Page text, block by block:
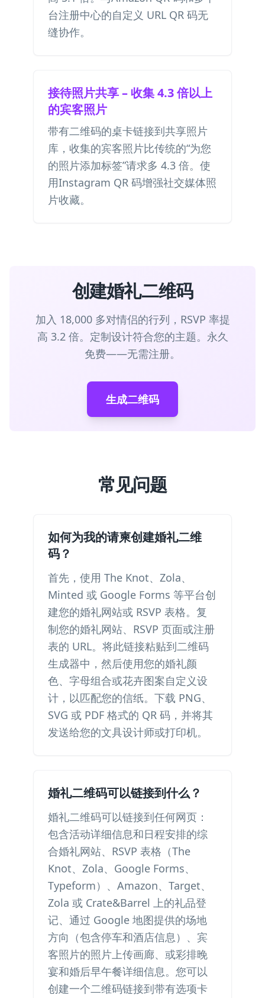
台注册中心的自定义 URL QR 码无
缝协作。
接待照片共享 – 收集 4.3 倍以上
的宾客照片
带有二维码的桌卡链接到共享照片
库，收集的宾客照片比传统的“为您
的照片添加标签”请求多 4.3 倍。使
用Instagram QR 码增强社交媒体照
片收藏。
创建婚礼二维码
加入 18,000 多对情侣的行列，RSVP 率提
高 3.2 倍。定制设计符合您的主题。永久
免费——无需注册。
生成二维码
常见问题
如何为我的请柬创建婚礼二维
码？
首先，使用 The Knot、Zola、
Minted 或 Google Forms 等平台创
建您的婚礼网站或 RSVP 表格。复
制您的婚礼网站、RSVP 页面或注册
表的 URL。将此链接粘贴到二维码
生成器中，然后使用您的婚礼颜
色、字母组合或花卉图案自定义设
计，以匹配您的信纸。下载 PNG、
SVG 或 PDF 格式的 QR 码，并将其
发送给您的文具设计师或打印机。
婚礼二维码可以链接到什么？
婚礼二维码可以链接到任何网页：
包含活动详细信息和日程安排的综
合婚礼网站、RSVP 表格（The
Knot、Zola、Google Forms、
Typeform）、Amazon、Target、
Zola 或 Crate&Barrel 上的礼品登
记、通过 Google 地图提供的场地
方向（包含停车和酒店信息）、宾
客照片的照片上传画廊、或彩排晚
宴和婚后早午餐详细信息。您可以
创建一个二维码链接到带有选项卡